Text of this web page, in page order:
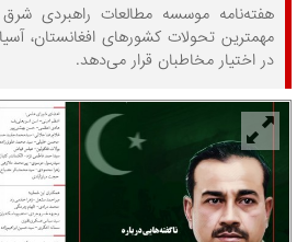
هفته‌نامه موسسه مطالعات راهبردی
مهمترین تحولات کشورهای افغانستان،
در اختیار مخاطبان قرار می‌دهد.